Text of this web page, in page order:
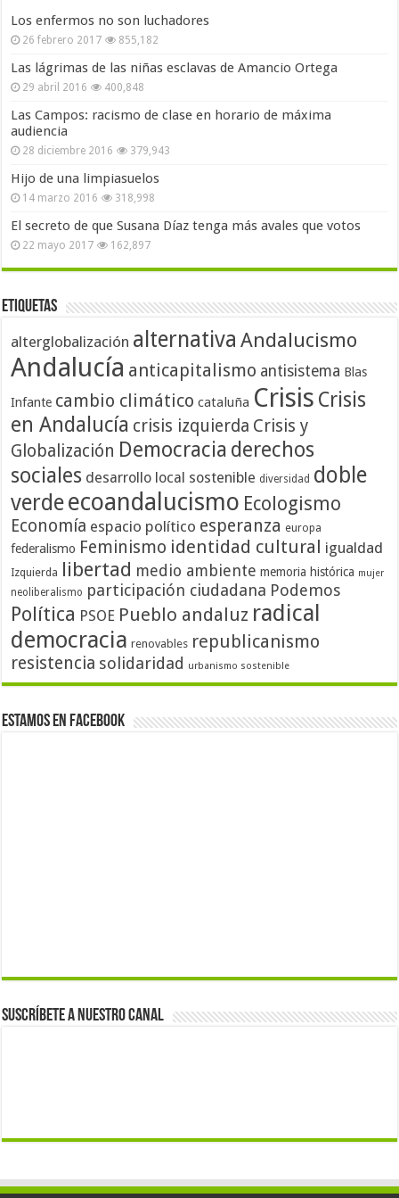
Los enfermos no son luchadores
26 febrero 2017 855,182
Las lágrimas de las niñas esclavas de Amancio Ortega
29 abril 2016 400,848
Las Campos: racismo de clase en horario de máxima
audiencia
28 diciembre 2016 379,943
Hijo de una limpiasuelos
14 marzo 2016 318,998
El secreto de que Susana Díaz tenga más avales que votos
22 mayo 2017 162,897
Etiquetas
alterglobalización alternativa Andalucismo
Andalucía anticapitalismo antisistema Blas
Infante cambio climático cataluña Crisis Crisis
en Andalucía crisis izquierda Crisis y
Globalización Democracia derechos
sociales desarrollo local sostenible diversidad doble
verdeecoandalucismo Ecologismo
Economía espacio político esperanza europa
federalismo Feminismo identidad cultural igualdad
Izquierda libertad medio ambiente memoria histórica mujer
neoliberalismo participación ciudadana Podemos
Política PSOE Pueblo andaluz radical
democracia renovables republicanismo
resistencia solidaridad urbanismo sostenible
Estamos en Facebook
Suscríbete a nuestro canal